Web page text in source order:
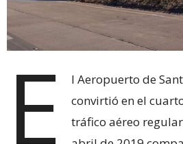
E
l Aeropuerto de
convirtió en el
tráfico aéreo